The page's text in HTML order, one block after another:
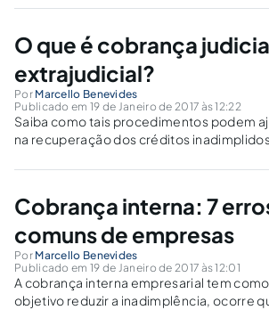
O que é cobrança
extrajudicial?
Por Marcello Benevides
Publicado em 19 de Janeiro de 2017 às 12:22
Saiba como tais procedimentos podem
na recuperação dos créditos
Cobrança interna: 7
comuns de empresas
Por Marcello Benevides
Publicado em 19 de Janeiro de 2017 às 12:01
A cobrança interna empresarial tem como
objetivo reduzir a inadimplência, ocorre